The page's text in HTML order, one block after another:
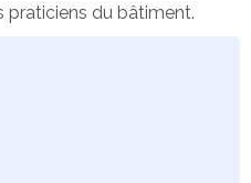
praticiens du bâtiment.